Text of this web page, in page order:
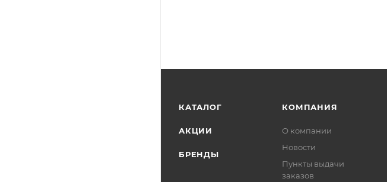
КАТАЛОГ
АКЦИИ
БРЕНДЫ
КОМПАНИЯ
О компании
Новости
Пункты выдачи
заказов